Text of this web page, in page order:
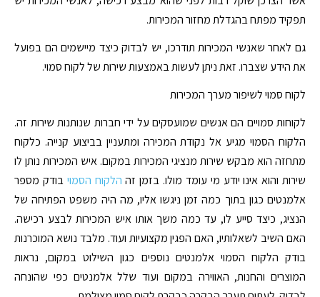
תפקיד מפתח בהגדלת מחזור המכירות.
גם לאחר שאנשי המכירות תודרכו, יש לבדוק כיצד מיישמים הם בפועל
את הידע שצברו. זאת ניתן לעשות באמצעות שירות של לקוח סמוי.
לקוח סמוי לשיפור מערך המכירות
לקוחות סמויים הם אנשים שמועסקים על ידי חברות שנותנות שירות זה.
הלקוח הסמוי מגיע אל נקודת המכירה ומתעניין בביצוע קנייה. כלקוח
מתחזה הוא מבקש שירות מנציגי המכירות במקום. איש המכירות נותן לו
שירות והוא אינו יודע מי עומד מולו. בזמן זה הלקוח הסמוי בודק מספר
אלמנטים כגון בתוך כמה זמן ניגשו אליו, מה היה משפט הפתיחה של
הנציג, כיצד סייע לו, עד כמה משך אותו איש המכירות לבצע רכישה.
האם השיב לשאלותיו, האם הפגין מקצועיות ועוד. מלבד נושא המוכרנות
בודק הלקוח הסמוי אלמנטים נוספים כגון השילוט במקום, נראות
המוצרים והחנות, האווירה במקום ועוד שלל אלמנטים כפי שהונחה